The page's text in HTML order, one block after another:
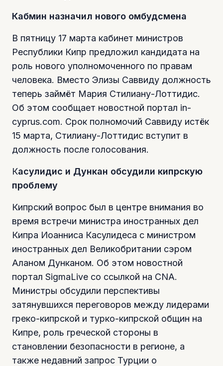
Кабмин назначил нового омбудсмена
В пятницу 17 марта кабинет министров
Республики Кипр предложил кандидата на
роль нового уполномоченного по правам
человека. Вместо Элизы Саввиду должность
теперь займёт Мария Стилиану-Лоттидис.
Об этом сообщает новостной портал in-
cyprus.com. Срок полномочий Саввиду истёк
15 марта, Стилиану-Лоттидис вступит в
должность после голосования.
Касулидис и Дункан обсудили кипрскую
проблему
Кипрский вопрос был в центре внимания во
время встречи министра иностранных дел
Кипра Иоанниса Касулидеса с министром
иностранных дел Великобритании сэром
Аланом Дунканом. Об этом новостной
портал SigmaLive со ссылкой на CNA.
Министры обсудили перспективы
затянувшихся переговоров между лидерами
греко-кипрской и турко-кипрской общин на
Кипре, роль греческой стороны в
становлении безопасности в регионе, а
также недавний запрос Турции о